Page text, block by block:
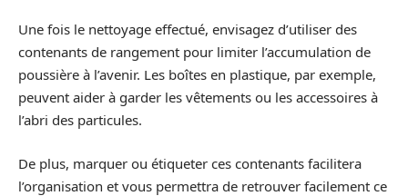
Une fois le nettoyage effectué, envisagez d’utiliser des
contenants de rangement pour limiter l’accumulation de
poussière à l’avenir. Les boîtes en plastique, par exemple,
peuvent aider à garder les vêtements ou les accessoires à
l’abri des particules.
De plus, marquer ou étiqueter ces contenants facilitera
l’organisation et vous permettra de retrouver facilement ce